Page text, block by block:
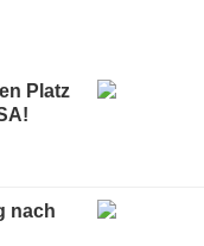
Platz
nach